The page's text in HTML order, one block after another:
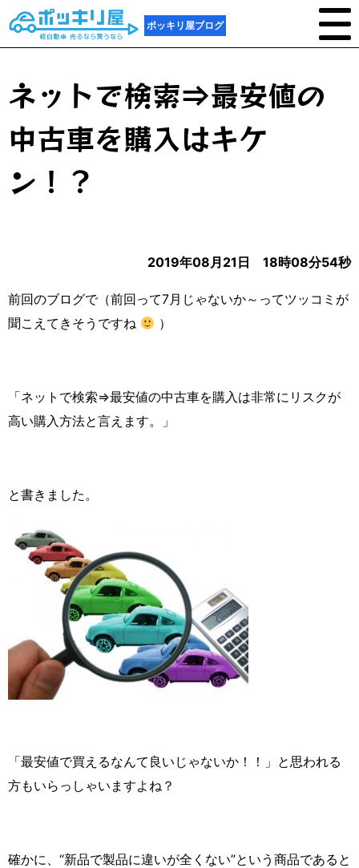
ポッキリ屋ブログ
ネットで検索⇒最安値の
中古車を購入はキケ
ン！？
2019年08月21日 18時08分54秒
前回のブログで（前回って7月じゃないか～ってツッコミが
聞こえてきそうですね
）
「ネットで検索⇒最安値の中古車を購入は非常にリスクが
高い購入方法と言えます。」
と書きました。
「最安値で買えるなんて良いじゃないか！！」と思われる
方もいらっしゃいますよね？
確かに、“新品で製品に違いが全くない”という商品であると